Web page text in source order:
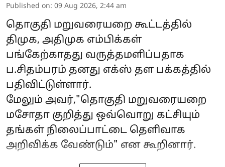
Published on: 09 Aug 2026, 2:44 am
தொகுதி மறுவரையறை கூட்டத்தில்
திமுக, அதிமுக எம்பிக்கள்
பங்கேற்காதது வருத்தமளிப்பதாக
ப.சிதம்பரம் தனது எக்ஸ் தள பக்கத்தில்
பதிவிட்டுள்ளார்.
மேலும் அவர்,"தொகுதி மறுவரையறை
மசோதா குறித்து ஒவ்வொறு கட்சியும்
தங்கள் நிலைப்பாட்டை தெளிவாக
அறிவிக்க வேண்டும்" என கூறினார்.